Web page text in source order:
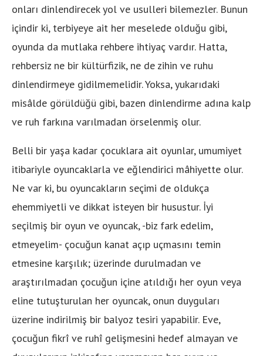
onları dinlendirecek yol ve usulleri bilemezler. Bunun
içindir ki, terbiyeye ait her meselede olduğu gibi,
oyunda da mutlaka rehbere ihtiyaç vardır. Hatta,
rehbersiz ne bir kültürfizik, ne de zihin ve ruhu
dinlendirmeye gidilmemelidir. Yoksa, yukarıdaki
misâlde görüldüğü gibi, bazen dinlendirme adına kalp
ve ruh farkına varılmadan örselenmiş olur.
Belli bir yaşa kadar çocuklara ait oyunlar, umumiyet
itibariyle oyuncaklarla ve eğlendirici mâhiyette olur.
Ne var ki, bu oyuncakların seçimi de oldukça
ehemmiyetli ve dikkat isteyen bir husustur. İyi
seçilmiş bir oyun ve oyuncak, -biz fark edelim,
etmeyelim- çocuğun kanat açıp uçmasını temin
etmesine karşılık; üzerinde durulmadan ve
araştırılmadan çocuğun içine atıldığı her oyun veya
eline tutuşturulan her oyuncak, onun duyguları
üzerine indirilmiş bir balyoz tesiri yapabilir. Eve,
çocuğun fikrî ve ruhî gelişmesini hedef almayan ve